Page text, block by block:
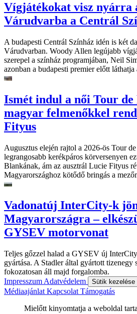
Vígjátékokat visz nyárra
Várudvarba a Centrál
A budapesti Centrál Színház idén is két
Várudvarban. Woody Allen legújabb
szerepel a színház programjában, Neil
azonban a budapesti premier előtt láthatja
Ismét indul a női Tour de
magyar felmenőkkel
Fityus
Augusztus elején rajtol a 2026-ös Tour
legrangosabb kerékpáros körversenyen
Blankának, ám az ausztrál Lucie Fityus
Magyarországhoz kötődő bringás a
Vadonatúj InterCity-k
Magyarországra –
GYSEV motorvonat
Teljes gőzzel halad a GYSEV új
gyártása. A Stadler által gyártott tizenegy
fokozatosan áll majd forgalomba.
Impresszum Adatvédelem Sütik kezelése
Médiaajánlat Kapcsolat Támogatás
Mielőtt kinyomtatja a weboldal